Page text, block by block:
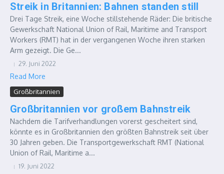
Streik in Britannien: Bahnen standen still
Drei Tage Streik, eine Woche stillstehende Räder: Die britische
Gewerkschaft National Union of Rail, Maritime and Transport
Workers (RMT) hat in der vergangenen Woche ihren starken
Arm gezeigt. Die Ge...
29. Juni 2022
Read More
Großbritannien
Großbritannien vor großem Bahnstreik
Nachdem die Tarifverhandlungen vorerst gescheitert sind,
könnte es in Großbritannien den größten Bahnstreik seit über
30 Jahren geben. Die Transportgewerkschaft RMT (National
Union of Rail, Maritime a...
19. Juni 2022